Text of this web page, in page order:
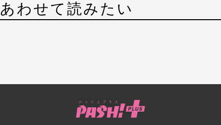
あわせて読みたい